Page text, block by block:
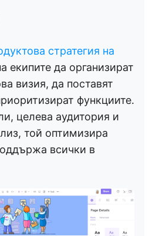
стратегия на
екипите да организират
визия, да поставят
функциите.
целева аудитория и
той оптимизира
всички в